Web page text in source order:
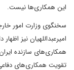
این همکاری‌ها نیست.
سخنگوی وزارت امور
امیرعبداللهیان نیز
همکاری‌های سازنده
تقویت همکاری‌های